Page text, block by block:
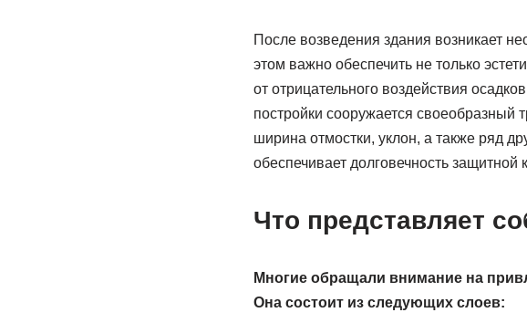
После возведения здания возникает
этом важно обеспечить не только
от отрицательного воздействия
постройки сооружается своеобразный
ширина отмостки, уклон, а также ряд
обеспечивает долговечность защитной
Что представляет
Многие обращали внимание на
Она состоит из следующих слоев: